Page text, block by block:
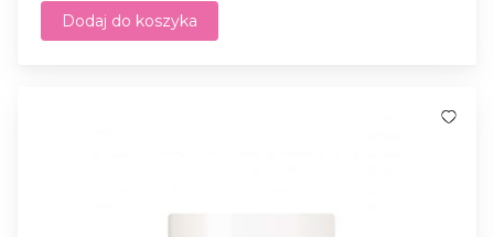
Dodaj do koszyka